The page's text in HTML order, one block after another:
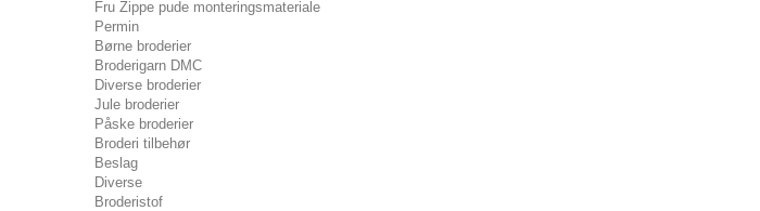
Fru Zippe pude monteringsmateriale
Permin
Børne broderier
Broderigarn DMC
Diverse broderier
Jule broderier
Påske broderier
Broderi tilbehør
Beslag
Diverse
Broderistof